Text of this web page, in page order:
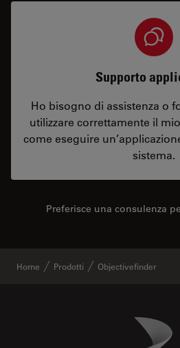
Supporto
Ho bisogno di assistenza o
utilizzare correttamente il
come eseguire
sistema.
Preferisce una consulenza
Home Prodotti Objectivefinder
Danaher